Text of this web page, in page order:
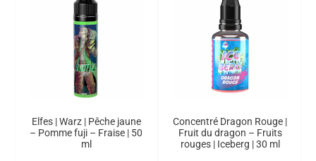
Elfes | Warz | Pêche jaune
– Pomme fuji – Fraise | 50
ml
Concentré Dragon Rouge |
Fruit du dragon – Fruits
rouges | Iceberg | 30 ml